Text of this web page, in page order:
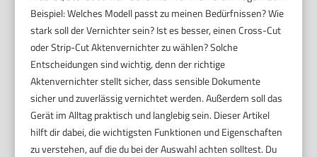
Beispiel: Welches Modell passt zu meinen Bedürfnissen? Wie
stark soll der Vernichter sein? Ist es besser, einen Cross-Cut
oder Strip-Cut Aktenvernichter zu wählen? Solche
Entscheidungen sind wichtig, denn der richtige
Aktenvernichter stellt sicher, dass sensible Dokumente
sicher und zuverlässig vernichtet werden. Außerdem soll das
Gerät im Alltag praktisch und langlebig sein. Dieser Artikel
hilft dir dabei, die wichtigsten Funktionen und Eigenschaften
zu verstehen, auf die du bei der Auswahl achten solltest. Du